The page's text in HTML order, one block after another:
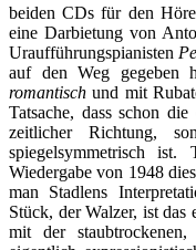
beiden CDs für den
eine Darbietung von
Uraufführungspianisten
auf den Weg gegeben
romantisch und mit
Tatsache, dass schon
zeitlicher Richtung,
spiegelsymmetrisch
Wiedergabe von 1948
man Stadlens
Stück, der Walzer, ist
mit der